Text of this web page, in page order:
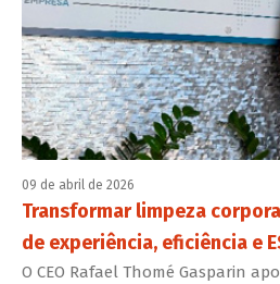
09 de abril de 2026
Transformar limpeza
de experiência, eficiência e
O CEO Rafael Thomé Gasparin